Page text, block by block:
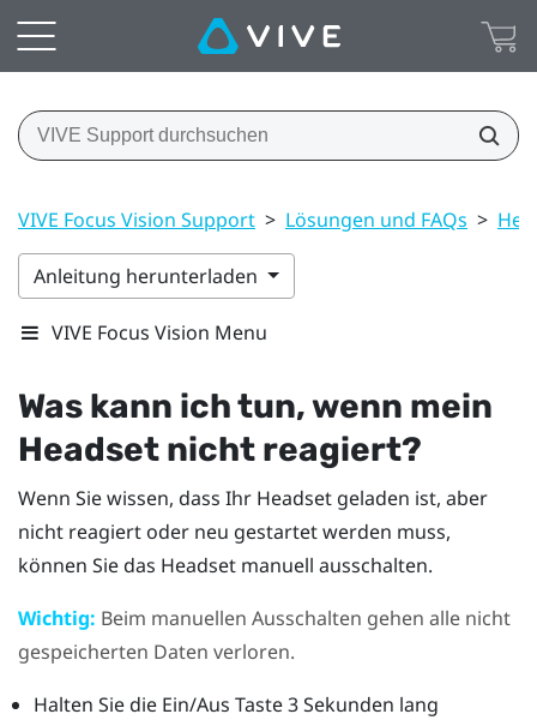
VIVE Focus Vision Support > Lösungen und FAQs >
Anleitung herunterladen
VIVE Focus Vision Menu
Was kann ich tun, wenn mein
Headset nicht reagiert?
Wenn Sie wissen, dass Ihr Headset geladen ist, aber
nicht reagiert oder neu gestartet werden muss,
können Sie das Headset manuell ausschalten.
Wichtig: Beim manuellen Ausschalten gehen alle nicht
gespeicherten Daten verloren.
Halten Sie die Ein/Aus Taste 3 Sekunden lang